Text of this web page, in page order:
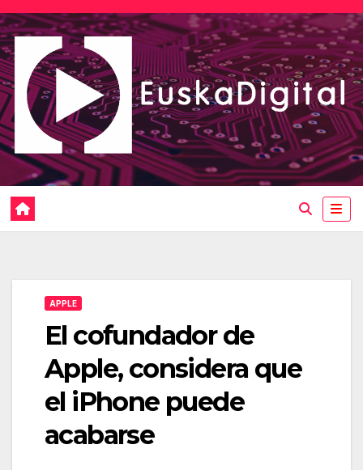
Saltar
al
contenido
APPLE
El cofundador de
Apple, considera que
el iPhone puede
acabarse